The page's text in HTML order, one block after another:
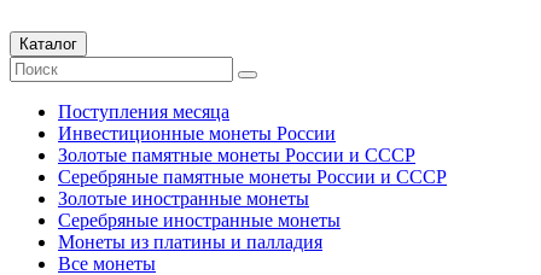
Каталог
Поступления месяца
Инвестиционные монеты России
Золотые памятные монеты России и СССР
Серебряные памятные монеты России и СССР
Золотые иностранные монеты
Серебряные иностранные монеты
Монеты из платины и палладия
Все монеты